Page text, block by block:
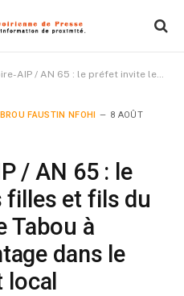
invite les filles et fils du département de Tabou à s’investir davantage dans le développement local
BROU FAUSTIN NFOHI 8 AOÛT
/ AN 65 : le
filles et fils du
Tabou à
dans le